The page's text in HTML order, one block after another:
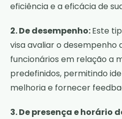
eficiência e a eficácia de
2. De desempenho:Este
visa avaliar o desempenho
funcionários em relação a
predefinidos, permitindo
melhoria e fornecer
3. De presença e horário